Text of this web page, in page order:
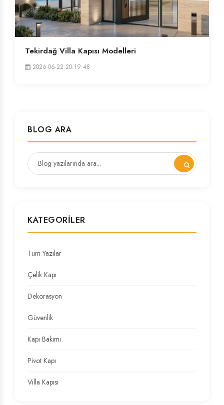
Tekirdağ Villa Kapısı Modelleri
2026-06-22 20:19:48
BLOG ARA
KATEGORILER
Tüm Yazılar
Çelik Kapı
Dekorasyon
Güvenlik
Kapı Bakımı
Pivot Kapı
Villa Kapısı